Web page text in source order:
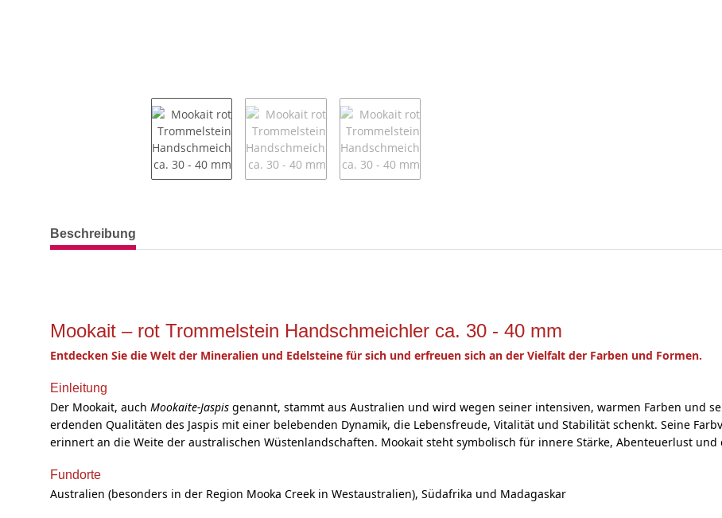
weitere Registerkarten anzeigen
Beschreibung
Mookait – rot Trommelstein Handschmeichler ca. 30 - 40 mm
Entdecken Sie die Welt der Mineralien und Edelsteine für sich und erfreuen sich an der Vielfalt der Farben und Formen.
Einleitung
Der Mookait, auch Mookaite-Jaspis genannt, stammt aus Australien und wird wegen seiner intensiven, warmen Farben und
erdenden Qualitäten des Jaspis mit einer belebenden Dynamik, die Lebensfreude, Vitalität und Stabilität schenkt. Seine
erinnert an die Weite der australischen Wüstenlandschaften. Mookait steht symbolisch für innere Stärke, Abenteuerlust
Fundorte
Australien (besonders in der Region Mooka Creek in Westaustralien), Südafrika und Madagaskar